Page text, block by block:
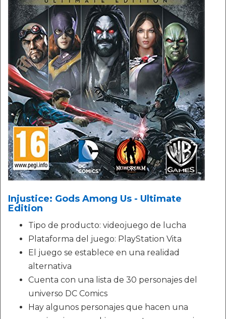
Injustice: Gods Among Us - Ultimate
Edition
Tipo de producto: videojuego de lucha
Plataforma del juego: PlayStation Vita
El juego se establece en una realidad
alternativa
Cuenta con una lista de 30 personajes del
universo DC Comics
Hay algunos personajes que hacen una